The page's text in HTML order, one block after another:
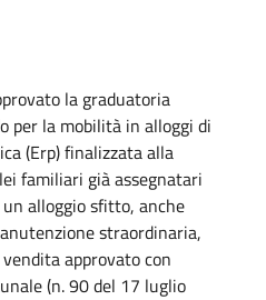
la graduatoria
per la mobilità in alloggi di
(Erp) finalizzata alla
familiari già assegnatari
alloggio sfitto, anche
straordinaria,
approvato con
(n. 90 del 17 luglio